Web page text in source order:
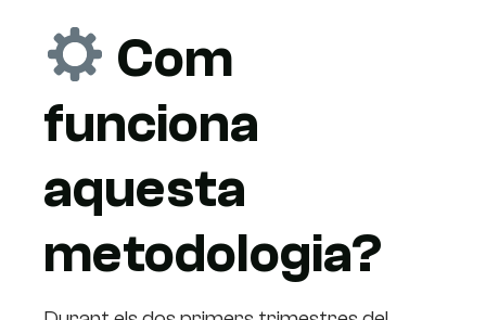
Com
funciona
aquesta
metodologia?